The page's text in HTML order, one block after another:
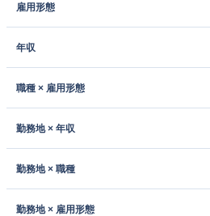
雇用形態
年収
職種 × 雇用形態
勤務地 × 年収
勤務地 × 職種
勤務地 × 雇用形態